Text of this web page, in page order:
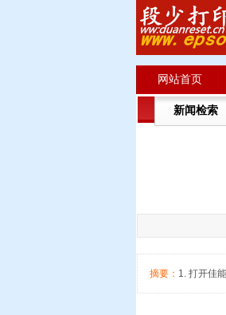
网站首页
新闻检索
摘要： 1. 打开佳